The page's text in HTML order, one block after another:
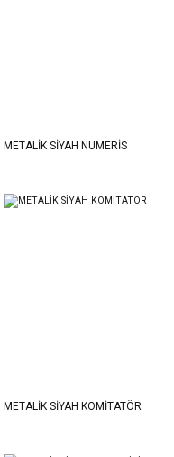
METALİK SİYAH NUMERİS
METALİK SİYAH KOMİTATÖR